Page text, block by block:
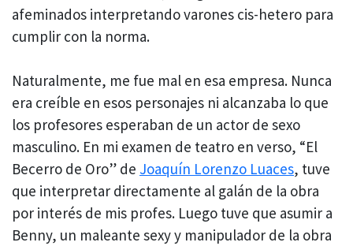
afeminados interpretando varones cis-hetero para
cumplir con la norma.
Naturalmente, me fue mal en esa empresa. Nunca
era creíble en esos personajes ni alcanzaba lo que
los profesores esperaban de un actor de sexo
masculino. En mi examen de teatro en verso, “El
Becerro de Oro” de Joaquín Lorenzo Luaces, tuve
que interpretar directamente al galán de la obra
por interés de mis profes. Luego tuve que asumir a
Benny, un maleante sexy y manipulador de la obra